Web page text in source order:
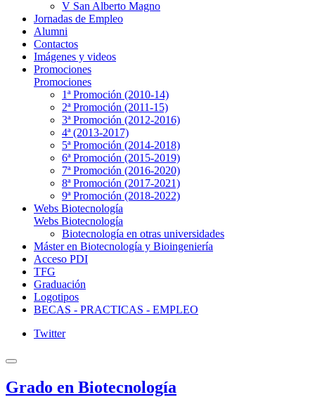
V San Alberto Magno
Jornadas de Empleo
Alumni
Contactos
Imágenes y videos
Promociones
Promociones
1ª Promoción (2010-14)
2ª Promoción (2011-15)
3ª Promoción (2012-2016)
4ª (2013-2017)
5ª Promoción (2014-2018)
6ª Promoción (2015-2019)
7ª Promoción (2016-2020)
8ª Promoción (2017-2021)
9ª Promoción (2018-2022)
Webs Biotecnología
Webs Biotecnología
Biotecnología en otras universidades
Máster en Biotecnología y Bioingeniería
Acceso PDI
TFG
Graduación
Logotipos
BECAS - PRACTICAS - EMPLEO
Twitter
Grado en Biotecnología